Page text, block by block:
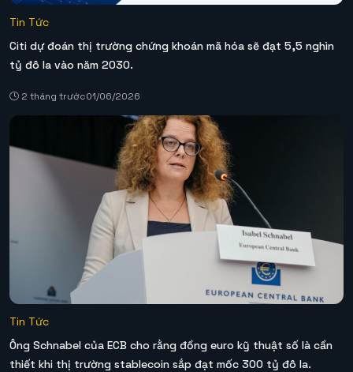
Tin Tức
Citi dự đoán thị trường chứng khoán mã hóa sẽ đạt 5,5 nghìn
tỷ đô la vào năm 2030.
2 tháng trước01/06/2026
Tin Tức
Ông Schnabel của ECB cho rằng đồng euro kỹ thuật số là cần
thiết khi thị trường stablecoin sắp đạt mốc 300 tỷ đô la.